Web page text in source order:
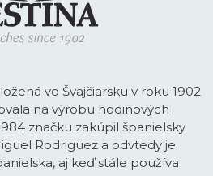
vo Švajčiarsku v roku 1902
na výrobu hodinových
značku zakúpil španielsky
Rodriguez a odvtedy je
aj keď stále používa